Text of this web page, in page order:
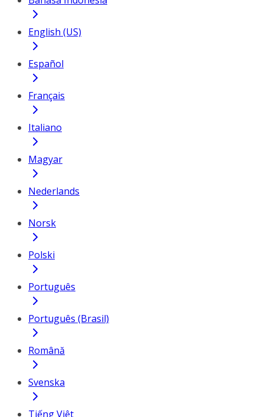
English (US)
Español
Français
Italiano
Magyar
Nederlands
Norsk
Polski
Português
Português (Brasil)
Română
Svenska
Tiếng Việt